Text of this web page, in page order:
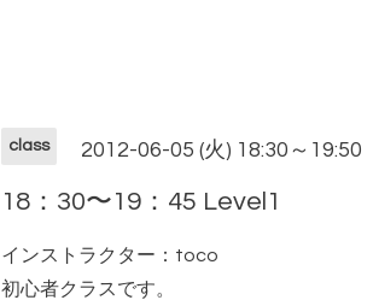
class 2012-06-05 (火) 18:30～19:50
18：30〜19：45 Level1
インストラクター：toco
初心者クラスです。